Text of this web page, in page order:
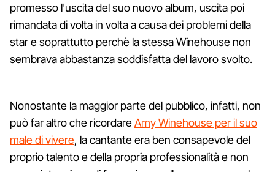
promesso l'uscita del suo nuovo album, uscita poi
rimandata di volta in volta a causa dei problemi della
star e soprattutto perchè la stessa Winehouse non
sembrava abbastanza soddisfatta del lavoro svolto.
Nonostante la maggior parte del pubblico, infatti, non
può far altro che ricordareAmy Winehouse per il suo
male di vivere, la cantante era ben consapevole del
proprio talento e della propria professionalità e non